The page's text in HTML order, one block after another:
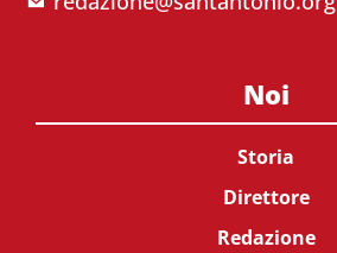
Noi
Storia
Direttore
Redazione